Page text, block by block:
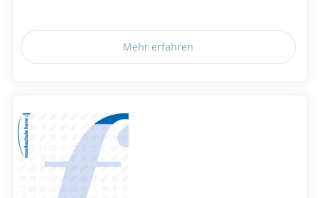
Mehr erfahren